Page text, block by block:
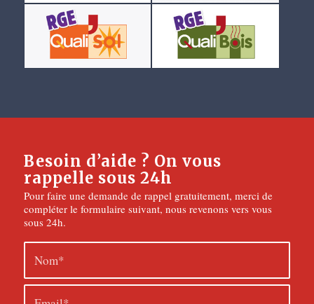
Besoin d’aide ? On vous
rappelle sous 24h
Pour faire une demande de rappel gratuitement, merci de
compléter le formulaire suivant, nous revenons vers vous
sous 24h.